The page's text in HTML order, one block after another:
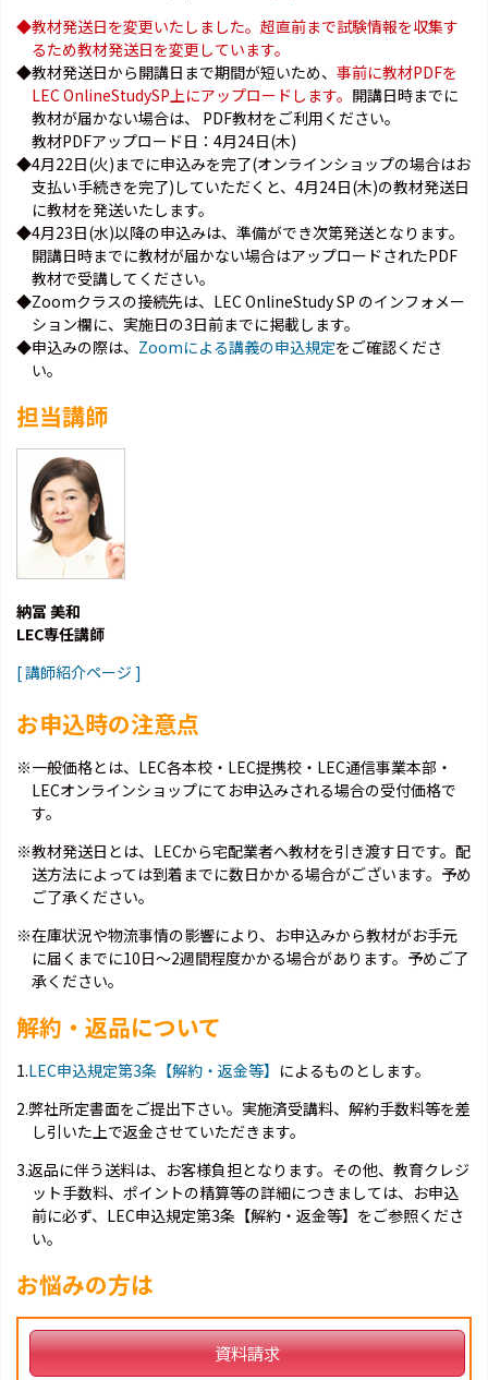
◆教材発送日を変更いたしました。超直前まで試験情報を収集す
るため教材発送日を変更しています。
◆教材発送日から開講日まで期間が短いため、 事前に教材PDFを
LEC OnlineStudySP上にアップロードします。 開講日時までに
教材が届かない場合は、 PDF教材をご利用ください。
教材PDFアップロード日：4月24日(木)
◆4月22日(火)までに申込みを完了(オンラインショップの場合はお
支払い手続きを完了)していただくと、4月24日(木)の教材発送日
に教材を発送いたします。
◆4月23日(水)以降の申込みは、準備ができ次第発送となります。
開講日時までに教材が届かない場合はアップロードされたPDF
教材で受講してください。
◆Zoomクラスの接続先は、LEC OnlineStudy SP のインフォメー
ション欄に、実施日の3日前までに掲載します。
◆申込みの際は、 Zoomによる講義の申込規定をご確認くださ
い。
担当講師
納冨 美和
LEC専任講師
[ 講師紹介ページ ]
お申込時の注意点
※一般価格とは、LEC各本校・LEC提携校・LEC通信事業本部・
LECオンラインショップにてお申込みされる場合の受付価格で
す。
※教材発送日とは、LECから宅配業者へ教材を引き渡す日です。配
送方法によっては到着までに数日かかる場合がございます。予め
ご了承ください。
※在庫状況や物流事情の影響により、お申込みから教材がお手元
に届くまでに10日～2週間程度かかる場合があります。予めご了
承ください。
解約・返品について
1.LEC申込規定第3条【解約・返金等】 によるものとします。
2.弊社所定書面をご提出下さい。実施済受講料、解約手数料等を差
し引いた上で返金させていただきます。
3.返品に伴う送料は、お客様負担となります。その他、教育クレジ
ット手数料、ポイントの精算等の詳細につきましては、お申込
前に必ず、LEC申込規定第3条【解約・返金等】をご参照くださ
い。
お悩みの方は
資料請求